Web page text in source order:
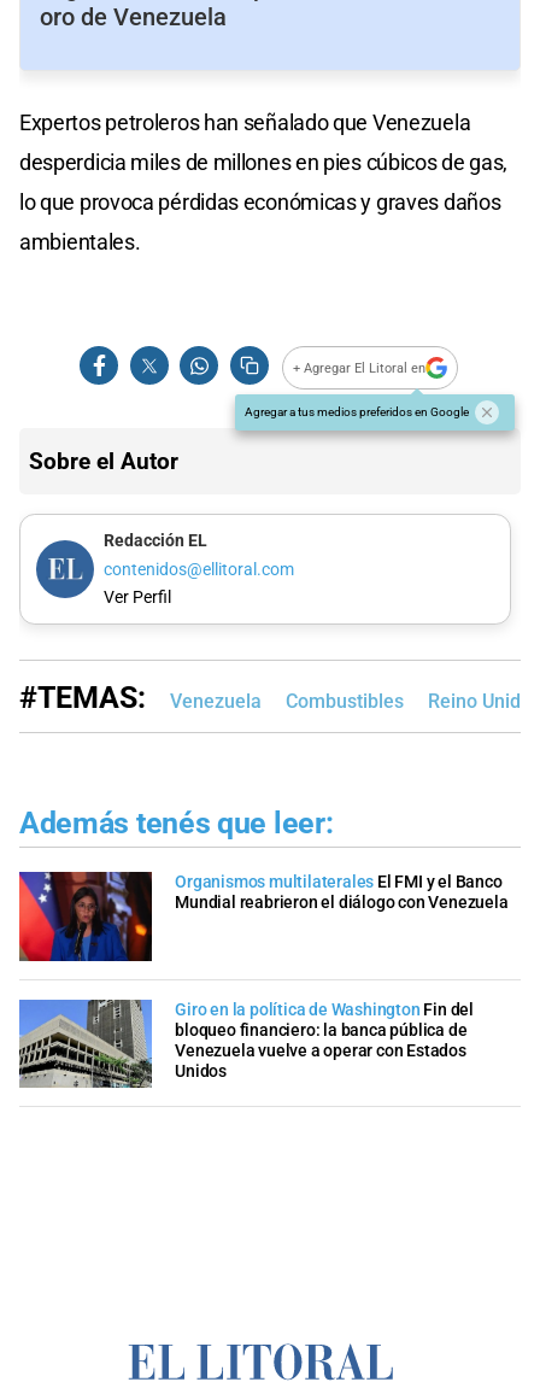
oro de Venezuela
Expertos petroleros han señalado que Venezuela
desperdicia miles de millones en pies cúbicos de gas,
lo que provoca pérdidas económicas y graves daños
ambientales.
+ Agregar El Litoral en
Agregar a tus medios preferidos en Google
Sobre el Autor
Redacción EL
contenidos@ellitoral.com
Ver Perfil
#TEMAS: Venezuela Combustibles Reino Unido
Además tenés que leer:
Organismos multilaterales El FMI y el Banco
Mundial reabrieron el diálogo con Venezuela
Giro en la política de Washington Fin del
bloqueo financiero: la banca pública de
Venezuela vuelve a operar con Estados
Unidos